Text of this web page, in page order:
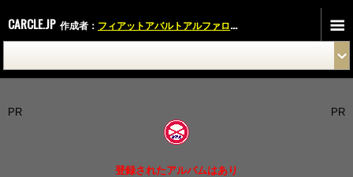
CARCLE.JP 作成者： フィアットアバルトアルファロメオロメオ天白
PR
登録されたアルバムはあり
PR